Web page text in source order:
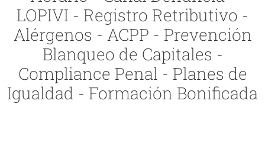
LOPIVI - Registro Retributivo -
Alérgenos - ACPP - Prevención
Blanqueo de Capitales -
Compliance Penal - Planes de
Igualdad - Formación Bonificada